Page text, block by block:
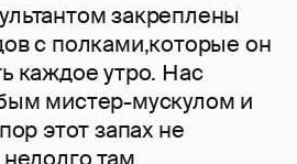
закреплены
с полками,которые он
каждое утро. Нас
мистер-мускулом и
этот запах не